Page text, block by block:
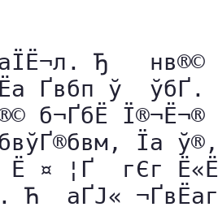
Ђ ­  нв®©
Ґвбп ў  ўбҐ.
б¬ҐбЁ
Їа
Ё ¤ ¦Ґ ­ гЄг
Ћ­  аҐЈ«